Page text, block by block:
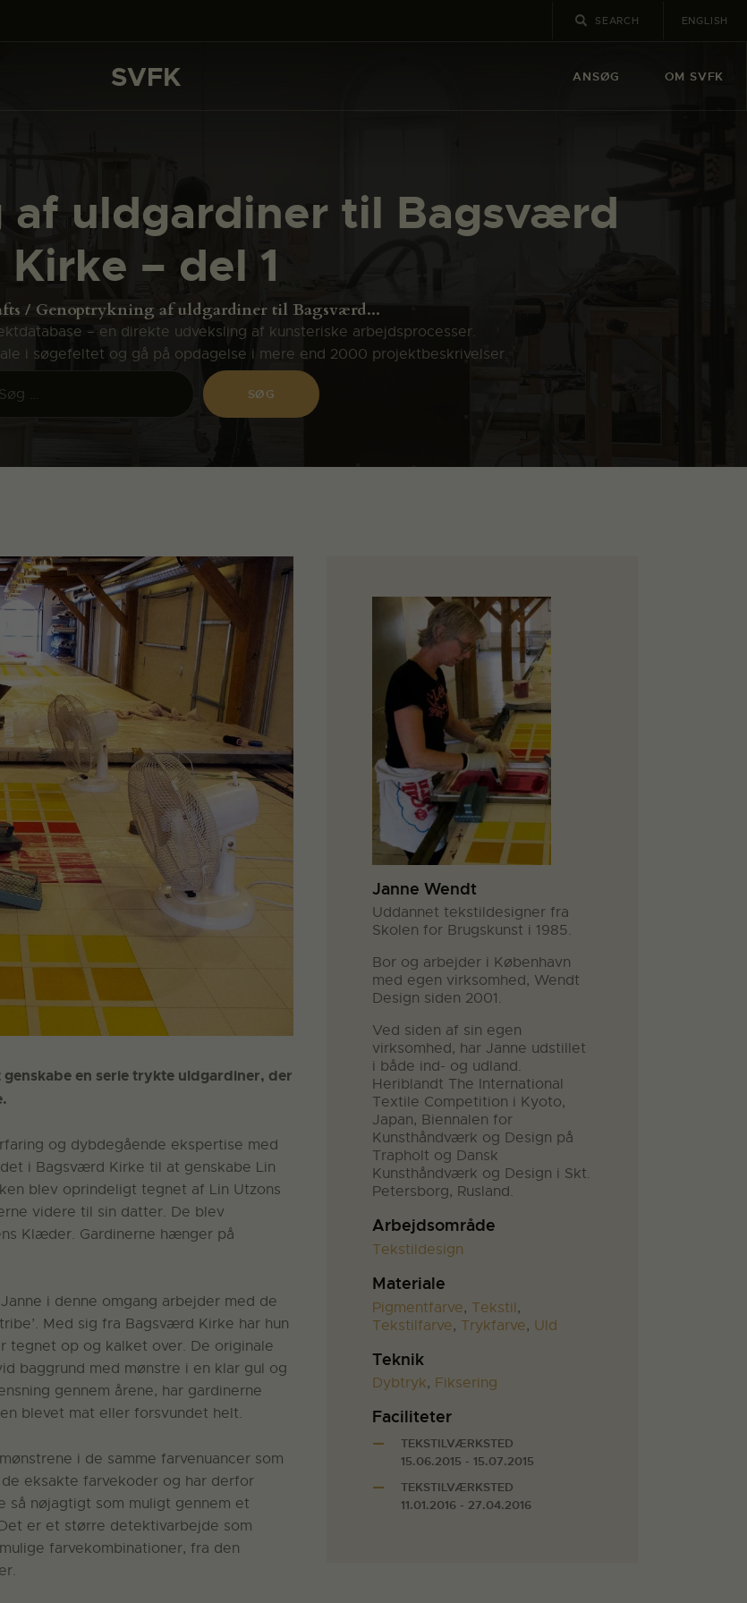
ENGLISH
SVFK ANSØG OM SVFK
af uldgardiner til Bagsværd
Kirke – del 1
Genoptrykning af uldgardiner til Bagsværd...
– en direkte udveksling af kunsteriske arbejdsprocesser.
i søgefeltet og gå på opdagelse i mere end 2000 projektbeskrivelser.
SVFK
en serie trykte uldgardiner, der
og dybdegående ekspertise med
i Bagsværd Kirke til at genskabe Lin
blev oprindeligt tegnet af Lin Utzons
videre til sin datter. De blev
Klæder. Gardinerne hænger på
i denne omgang arbejder med de
Med sig fra Bagsværd Kirke har hun
tegnet op og kalket over. De originale
baggrund med mønstre i en klar gul og
gennem årene, har gardinerne
blevet mat eller forsvundet helt.
i de samme farvenuancer som
eksakte farvekoder og har derfor
nøjagtigt som muligt gennem et
er et større detektivarbejde som
farvekombinationer, fra den
Janne Wendt
Uddannet tekstildesigner fra
Skolen for Brugskunst i 1985.
Bor og arbejder i København
med egen virksomhed, Wendt
Design siden 2001.
Ved siden af sin egen
virksomhed, har Janne udstillet
i både ind- og udland.
Heriblandt The International
Textile Competition i Kyoto,
Japan, Biennalen for
Kunsthåndværk og Design på
Trapholt og Dansk
Kunsthåndværk og Design i Skt.
Petersborg, Rusland.
Arbejdsområde
Tekstildesign
Materiale
Pigmentfarve, Tekstil,
Tekstilfarve, Trykfarve, Uld
Teknik
Dybtryk, Fiksering
Faciliteter
TEKSTILVÆRKSTED
15.06.2015 - 15.07.2015
TEKSTILVÆRKSTED
11.01.2016 - 27.04.2016